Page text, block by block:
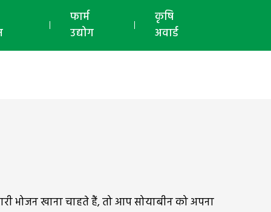
फार्म
उद्योग
कृषि
अवार्ड
भोजन खाना चाहते हैं, तो आप सोयाबीन को अपना